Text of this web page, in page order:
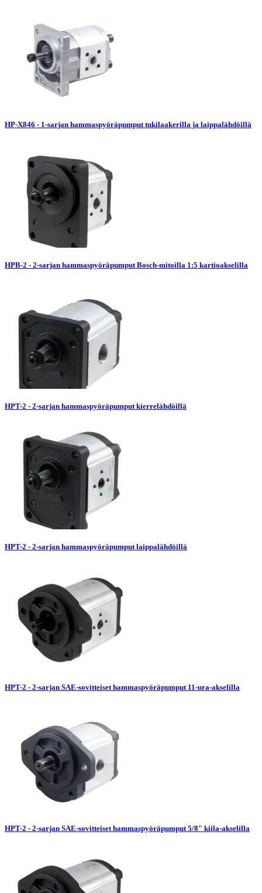
HP-X846 - 1-sarjan hammaspyöräpumput tukilaakerilla ja laippalähdöillä
HPB-2 - 2-sarjan hammaspyöräpumput Bosch-mitoilla 1:5 kartioakselilla
HPT-2 - 2-sarjan hammaspyöräpumput kierrelähdöillä
HPT-2 - 2-sarjan hammaspyöräpumput laippalähdöillä
HPT-2 - 2-sarjan SAE-sovitteiset hammaspyöräpumput 11-ura-akselilla
HPT-2 - 2-sarjan SAE-sovitteiset hammaspyöräpumput 5/8" kiila-akselilla